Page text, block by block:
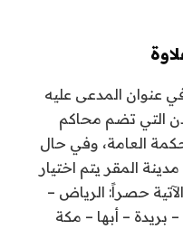
عنوان المدعى عليه
التي تضم محاكم
العامة، وفي حال
المقر يتم اختيار
حصراً: الرياض –
بريدة – أبها – مكة